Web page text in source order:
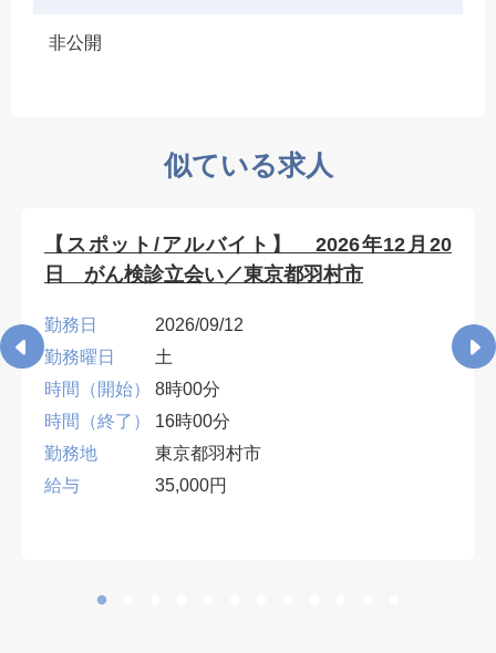
非公開
似ている求人
【スポット/アルバイト】 2026年12月20
日 がん検診立会い／東京都羽村市
勤務日
2026/09/12
勤務曜日
土
時間（開始）
8時00分
時間（終了）
16時00分
勤務地
東京都羽村市
給与
35,000円